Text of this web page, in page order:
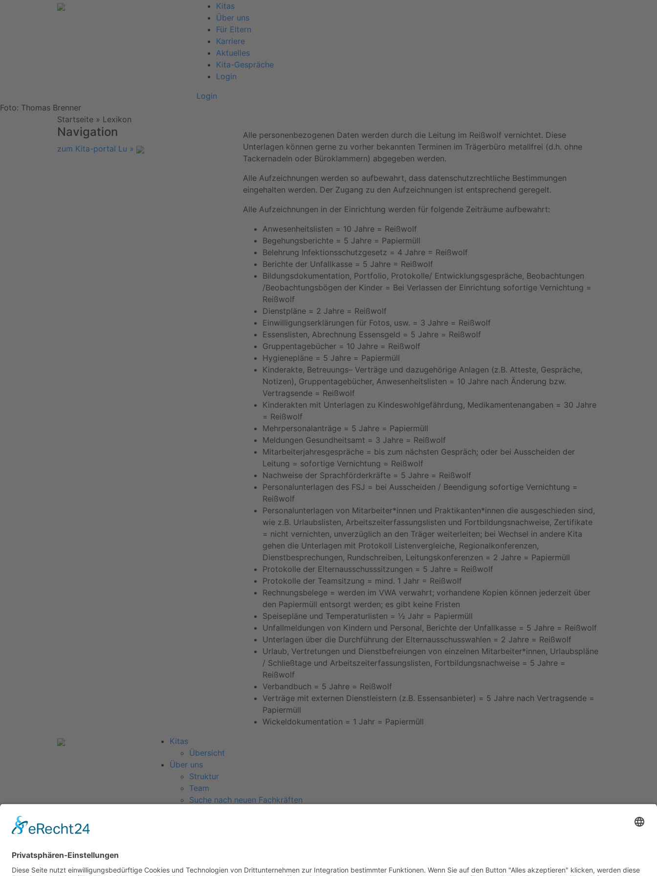
Kitas
Über uns
Für Eltern
Karriere
Aktuelles
Kita-Gespräche
Login
Login
Foto: Thomas Brenner
Startseite » Lexikon
Navigation
zum Kita-portal Lu »
Alle personenbezogenen Daten werden durch die Leitung im Reißwolf vernichtet. Diese
Unterlagen können gerne zu vorher bekannten Terminen im Trägerbüro metallfrei (d.h. ohne
Tackernadeln oder Büroklammern) abgegeben werden.
Alle Aufzeichnungen werden so aufbewahrt, dass datenschutzrechtliche Bestimmungen
eingehalten werden. Der Zugang zu den Aufzeichnungen ist entsprechend geregelt.
Alle Aufzeichnungen in der Einrichtung werden für folgende Zeiträume aufbewahrt:
Anwesenheitslisten = 10 Jahre = Reißwolf
Begehungsberichte = 5 Jahre = Papiermüll
Belehrung Infektionsschutzgesetz = 4 Jahre = Reißwolf
Berichte der Unfallkasse = 5 Jahre = Reißwolf
Bildungsdokumentation, Portfolio, Protokolle/ Entwicklungsgespräche, Beobachtungen
/Beobachtungsbögen der Kinder = Bei Verlassen der Einrichtung sofortige Vernichtung =
Reißwolf
Dienstpläne = 2 Jahre = Reißwolf
Einwilligungserklärungen für Fotos, usw. = 3 Jahre = Reißwolf
Essenslisten, Abrechnung Essensgeld = 5 Jahre = Reißwolf
Gruppentagebücher = 10 Jahre = Reißwolf
Hygienepläne = 5 Jahre = Papiermüll
Kinderakte, Betreuungs– Verträge und dazugehörige Anlagen (z.B. Atteste, Gespräche,
Notizen), Gruppentagebücher, Anwesenheitslisten = 10 Jahre nach Änderung bzw.
Vertragsende = Reißwolf
Kinderakten mit Unterlagen zu Kindeswohlgefährdung, Medikamentenangaben = 30 Jahre
= Reißwolf
Mehrpersonalanträge = 5 Jahre = Papiermüll
Meldungen Gesundheitsamt = 3 Jahre = Reißwolf
Mitarbeiterjahresgespräche = bis zum nächsten Gespräch; oder bei Ausscheiden der
Leitung = sofortige Vernichtung = Reißwolf
Nachweise der Sprachförderkräfte = 5 Jahre = Reißwolf
Personalunterlagen des FSJ = bei Ausscheiden / Beendigung sofortige Vernichtung =
Reißwolf
Personalunterlagen von Mitarbeiter*innen und Praktikanten*innen die ausgeschieden sind,
wie z.B. Urlaubslisten, Arbeitszeiterfassungslisten und Fortbildungsnachweise, Zertifikate
= nicht vernichten, unverzüglich an den Träger weiterleiten; bei Wechsel in andere Kita
gehen die Unterlagen mit Protokoll Listenvergleiche, Regionalkonferenzen,
Dienstbesprechungen, Rundschreiben, Leitungskonferenzen = 2 Jahre = Papiermüll
Protokolle der Elternausschusssitzungen = 5 Jahre = Reißwolf
Protokolle der Teamsitzung = mind. 1 Jahr = Reißwolf
Rechnungsbelege = werden im VWA verwahrt; vorhandene Kopien können jederzeit über
den Papiermüll entsorgt werden; es gibt keine Fristen
Speisepläne und Temperaturlisten = ½ Jahr = Papiermüll
Unfallmeldungen von Kindern und Personal, Berichte der Unfallkasse = 5 Jahre = Reißwolf
Unterlagen über die Durchführung der Elternausschusswahlen = 2 Jahre = Reißwolf
Urlaub, Vertretungen und Dienstbefreiungen von einzelnen Mitarbeiter*innen, Urlaubspläne
/ Schließtage und Arbeitszeiterfassungslisten, Fortbildungsnachweise = 5 Jahre =
Reißwolf
Verbandbuch = 5 Jahre = Reißwolf
Verträge mit externen Dienstleistern (z.B. Essensanbieter) = 5 Jahre nach Vertragsende =
Papiermüll
Wickeldokumentation = 1 Jahr = Papiermüll
Kitas
Übersicht
Über uns
Struktur
Team
Suche nach neuen Fachkräften
Aktuelles